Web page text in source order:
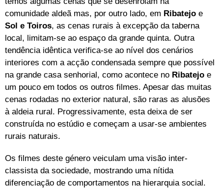
comunidade aldeã mas, por outro lado, em Ribatejo e
Sol e Toiros, as cenas rurais à excepção da taberna
local, limitam-se ao espaço da grande quinta. Outra
tendência idêntica verifica-se ao nível dos cenários
interiores com a acção condensada sempre que possível
na grande casa senhorial, como acontece no Ribatejo e
um pouco em todos os outros filmes. Apesar das muitas
cenas rodadas no exterior natural, são raras as alusões
à aldeia rural. Progressivamente, esta deixa de ser
construída no estúdio e começam a usar-se ambientes
rurais naturais.
Os filmes deste género veiculam uma visão inter-
classista da sociedade, mostrando uma nítida
diferenciação de comportamentos na hierarquia social.